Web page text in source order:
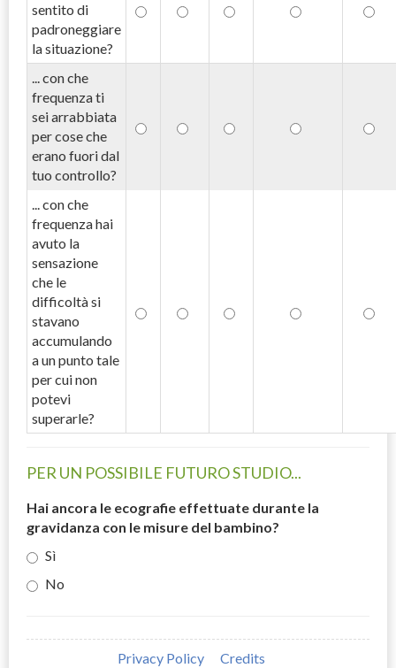
sentito di
padroneggiare
la situazione?
... con che
frequenza ti
sei arrabbiata
per cose che
erano fuori dal
tuo controllo?
... con che
frequenza hai
avuto la
sensazione
che le
difficoltà si
stavano
accumulando
a un punto tale
per cui non
potevi
superarle?
PER UN POSSIBILE FUTURO STUDIO...
Hai ancora le ecografie effettuate durante la
gravidanza con le misure del bambino?
Sì
No
Privacy Policy
Credits